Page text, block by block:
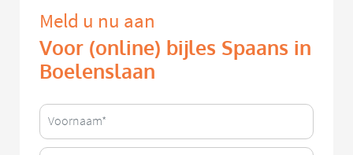
Meld u nu aan
Voor (online) bijles Spaans in
Boelenslaan